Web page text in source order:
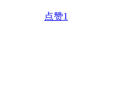
点赞1